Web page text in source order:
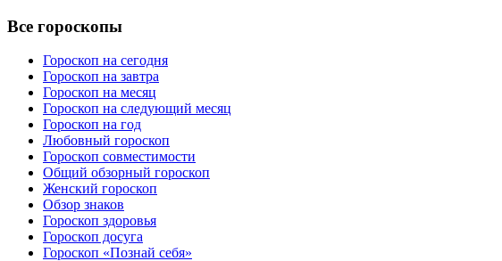
Все гороскопы
Гороскоп на сегодня
Гороскоп на завтра
Гороскоп на месяц
Гороскоп на следующий месяц
Гороскоп на год
Любовный гороскоп
Гороскоп совместимости
Общий обзорный гороскоп
Женский гороскоп
Обзор знаков
Гороскоп здоровья
Гороскоп досуга
Гороскоп «Познай себя»